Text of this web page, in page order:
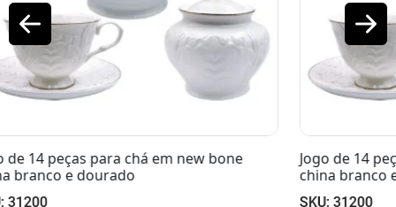
Jogo de 14 peças para chá em new bone
china branco e dourado